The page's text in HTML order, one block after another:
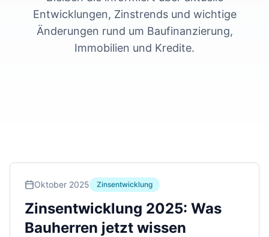
Entwicklungen, Zinstrends und wichtige
Änderungen rund um Baufinanzierung,
Immobilien und Kredite.
Oktober 2025 Zinsentwicklung
Zinsentwicklung 2025: Was
Bauherren jetzt wissen